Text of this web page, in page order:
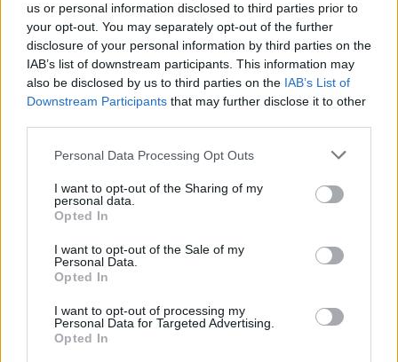
us or personal information disclosed to third parties prior to
your opt-out. You may separately opt-out of the further
disclosure of your personal information by third parties on the
IAB’s list of downstream participants. This information may
also be disclosed by us to third parties on the IAB’s List of
Downstream Participants that may further disclose it to other
Please note that this website/app uses one or more Google
not limited to your visit or usage behaviour. You may click to
grant or deny consent to Google and its third-party tags to
use your data for below specified purposes in below Google
consent section.
Personal Data Processing Opt Outs
I want to opt-out of the Sharing of my
personal data.
Opted In
I want to opt-out of the Sale of my
Personal Data.
Opted In
I want to opt-out of processing my
Personal Data for Targeted Advertising.
Opted In
Come abbinare le scarpe arancioni: consigli e
ispirazioni per l’estate 2026
Beatrice Bonaventura · 7 Ago 2026